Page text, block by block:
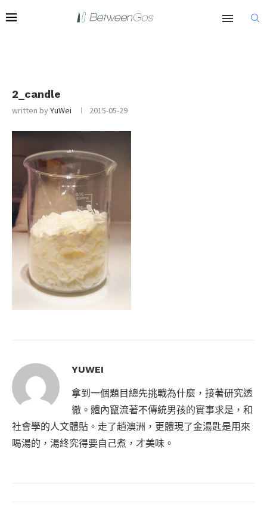
2_candle
written byYuWei 2015-05-29
YUWEI
拿到一個題目總先挑戰為什麼，接著研究透
徹。體內竄流著不傳統男孩的實事求是，和
社會學的人文體貼。走了趟澳洲，更體現了金湯匙是用來
喝湯的，湯終究得要自己煮，才美味。